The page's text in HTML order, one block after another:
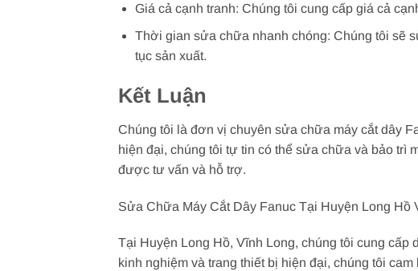
Giá cả cạnh tranh: Chúng tôi cung cấp giá cả
Thời gian sửa chữa nhanh chóng: Chúng tôi sẽ
tục sản xuất.
Kết Luận
Chúng tôi là đơn vị chuyên sửa chữa máy cắt dây
hiện đại, chúng tôi tự tin có thể sửa chữa và bảo trì
được tư vấn và hỗ trợ.
Sửa Chữa Máy Cắt Dây Fanuc Tại Huyện Long Hồ
Tại Huyện Long Hồ, Vĩnh Long, chúng tôi cung
kinh nghiệm và trang thiết bị hiện đại, chúng tôi